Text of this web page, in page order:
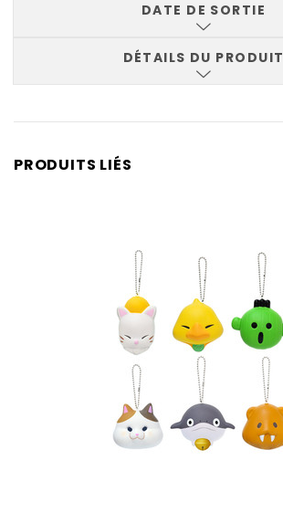
DATE DE SORTIE
DÉTAILS DU PRODUIT
PRODUITS LIÉS